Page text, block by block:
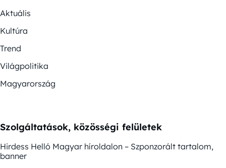
Aktuális
Kultúra
Trend
Világpolitika
Magyarország
Szolgáltatások, közösségi felületek
Hirdess Helló Magyar híroldalon – Szponzorált tartalom,
banner